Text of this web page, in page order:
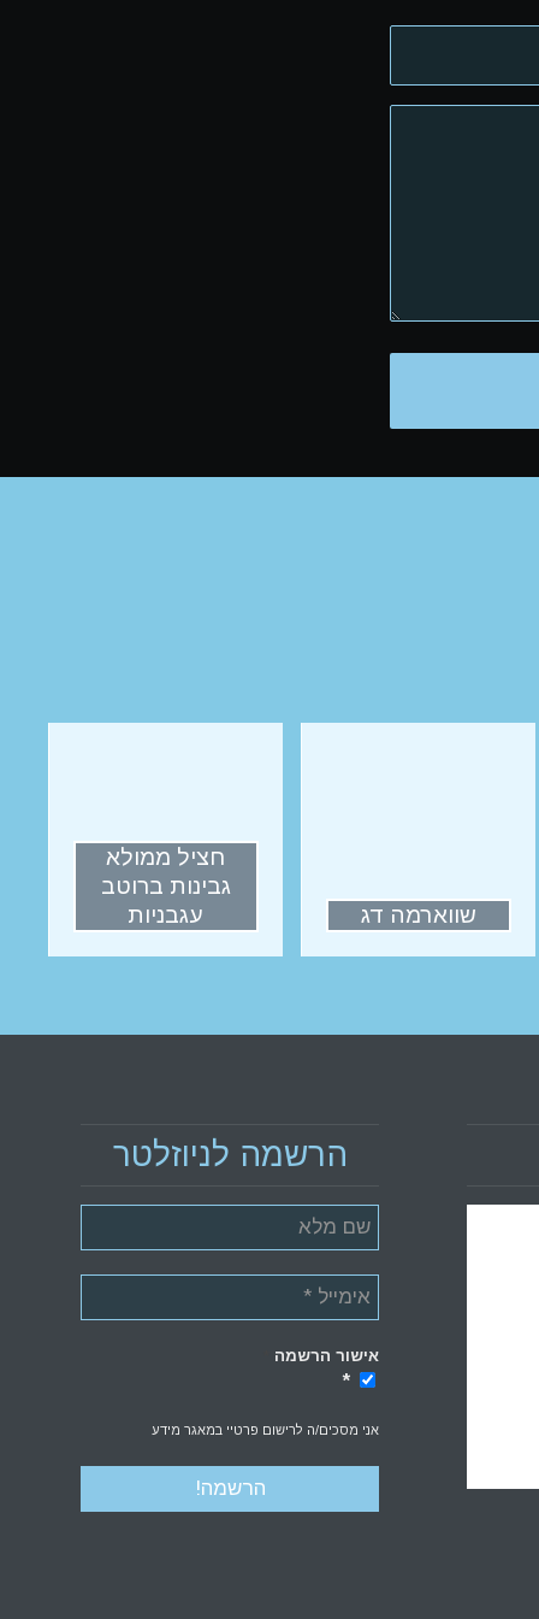
שווארמה דג
חציל ממולא
גבינות ברוטב
עגבניות
הרשמה לניוזלטר
אישור הרשמה
*
אני מסכים/ה לרישום פרטיי במאגר מידע